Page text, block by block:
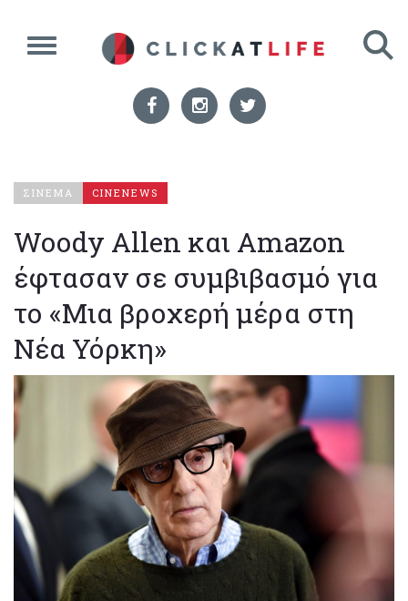
ΣΙΝΕΜΑ CINENEWS
Woody Allen και Amazon
έφτασαν σε συμβιβασμό για
το «Μια βροχερή μέρα στη
Νέα Υόρκη»